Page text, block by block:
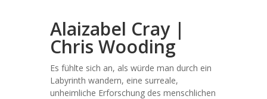
Alaizabel Cray |
Chris Wooding
Es fühlte sich an, als würde man durch ein
Labyrinth wandern, eine surreale,
unheimliche Erforschung des menschlichen